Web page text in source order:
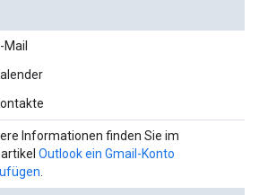
Mail
Informationen finden Sie im
Outlook ein Gmail-Konto